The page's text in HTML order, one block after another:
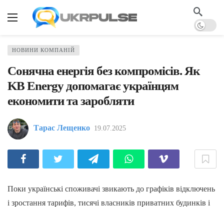
НОВИНИ КОМПАНІЙ
Сонячна енергія без компромісів. Як
KB Energy допомагає українцям
економити та заробляти
Тарас Лещенко 19.07.2025
Поки українські споживачі звикають до графіків відключень
і зростання тарифів, тисячі власників приватних будинків і